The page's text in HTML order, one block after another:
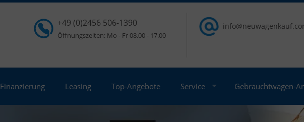
+49 (0)2456 506-1390
Öffnungszeiten: Mo - Fr 08.00 - 17.00
Finanzierung Leasing Top-Angebote Service Gebrauchtwagen-